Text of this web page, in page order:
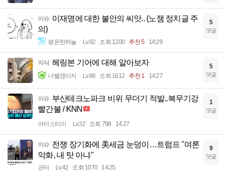
이슈 이재명에 대한 불안의 씨앗.. (노잼 정치글 주
의)
평온한하늘 Lv.82 조회 1200 추천 5 14:29
5
댓글
지식 헤링본 기어에 대해 알아보자
너빨갱이지 Lv.86 조회 1612 추천 1 14:27
5
댓글
이슈 부산테크노파크 비위 무더기 적발..복무기강
빨간불 / KNN
아이스티이 Lv.32 조회 798 14:27
1
댓글
이슈 전쟁 장기화에 美세금 눈덩이…트럼프 "여론
악화, 내 탓 아냐"
균터 Lv.42 조회 1070 14:25
9
댓글